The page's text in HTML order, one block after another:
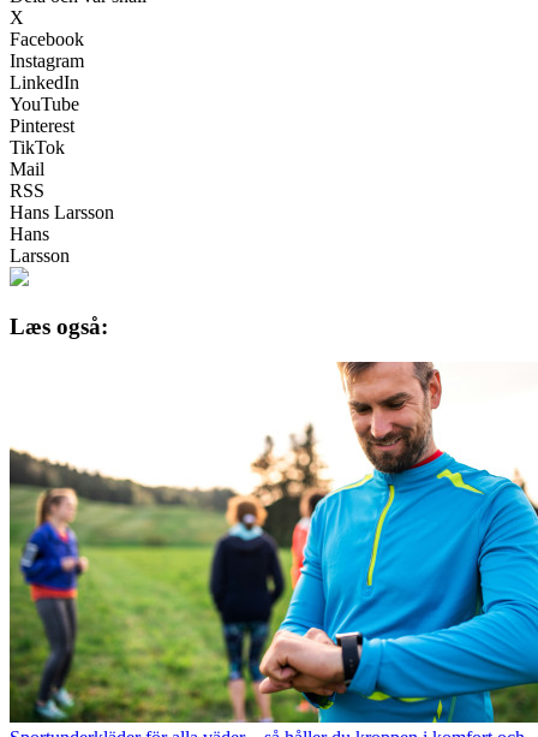
X
Facebook
Instagram
LinkedIn
YouTube
Pinterest
TikTok
Mail
RSS
Hans Larsson
Hans
Larsson
Læs også: